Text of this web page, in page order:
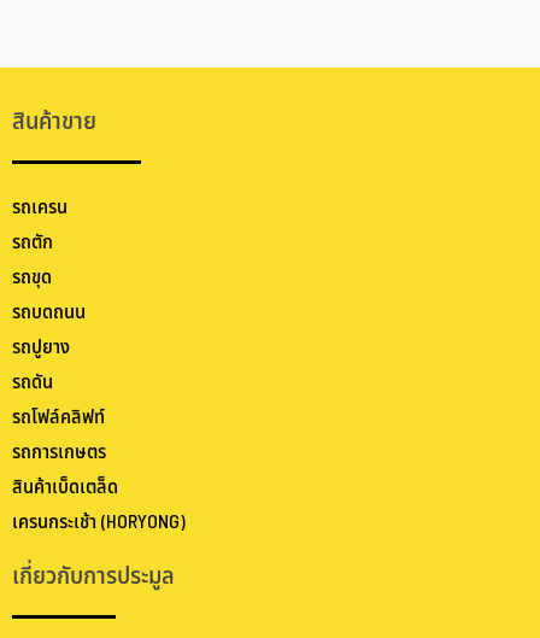
สินค้าขาย
รถเครน
รถตัก
รถขุด
รถบดถนน
รถปูยาง
รถดัน
รถโฟล์คลิฟท์
รถการเกษตร
สินค้าเบ็ดเตล็ด
เครนกระเช้า (HORYONG)
เกี่ยวกับการประมูล